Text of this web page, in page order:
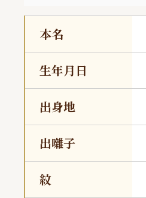
本名
生年月日
出身地
出囃子
紋